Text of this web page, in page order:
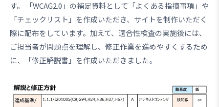
す。 「WCAG2.0」の補足資料として「よくある指摘事項」や
「チェックリスト」を作成いただき、サイトを制作いただく
際に配布をしています。加えて、適合性検査の実施後には、
ご担当者が問題点を理解し、修正作業を進めやすくするため
に、「修正解説書」を作成いただきました。